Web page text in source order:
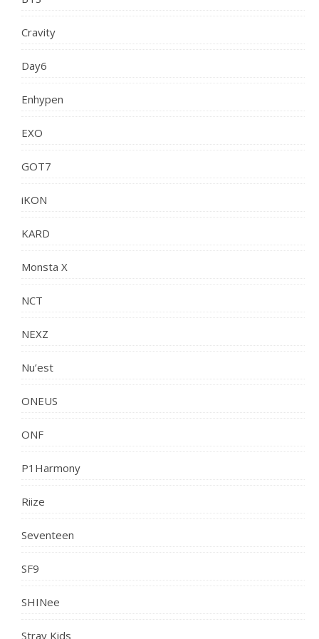
Cravity
Day6
Enhypen
EXO
GOT7
iKON
KARD
Monsta X
NCT
NEXZ
Nu’est
ONEUS
ONF
P1Harmony
Riize
Seventeen
SF9
SHINee
Stray Kids